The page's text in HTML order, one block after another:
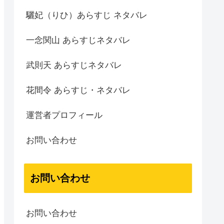
驪妃（りひ）あらすじ ネタバレ
一念関山 あらすじネタバレ
武則天 あらすじネタバレ
花間令 あらすじ・ネタバレ
運営者プロフィール
お問い合わせ
お問い合わせ
お問い合わせ